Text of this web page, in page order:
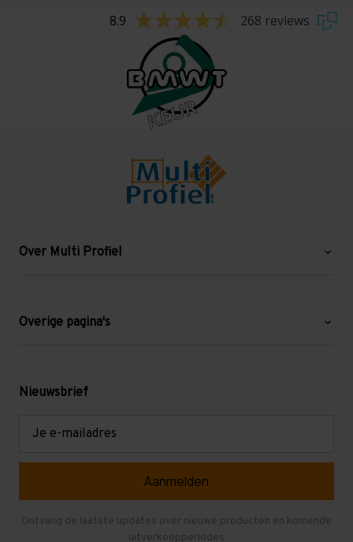
8.9 268 reviews
Over Multi Profiel
Blog
Levering en afhalen
Overige pagina's
Mezzanine
Gebruikte entresolvloeren
Nieuwsbrief
Ontvang de laatste updates over nieuwe producten en komende
uitverkoopperiodes